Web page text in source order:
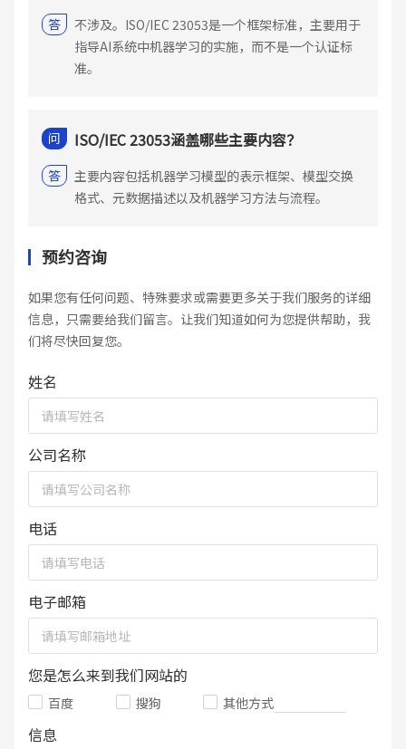
答
不涉及。ISO/IEC 23053是一个框架标准，主要用于
指导AI系统中机器学习的实施，而不是一个认证标
准。
问 ISO/IEC 23053涵盖哪些主要内容？
答
主要内容包括机器学习模型的表示框架、模型交换
格式、元数据描述以及机器学习方法与流程。
预约咨询
如果您有任何问题、特殊要求或需要更多关于我们服务的详细
信息，只需要给我们留言。让我们知道如何为您提供帮助，我
们将尽快回复您。
姓名
公司名称
电话
电子邮箱
您是怎么来到我们网站的
百度 搜狗 其他方式
信息